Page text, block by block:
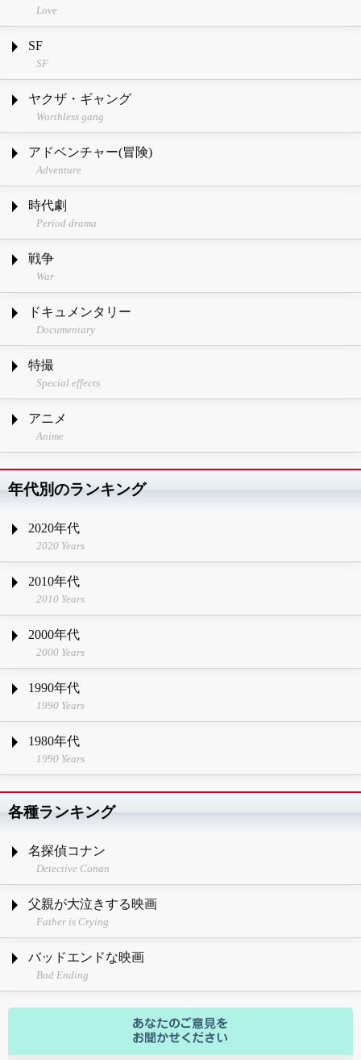
Love
SF
SF
ヤクザ・ギャング
Worthless gang
アドベンチャー(冒険)
Adventure
時代劇
Period drama
戦争
War
ドキュメンタリー
Documentary
特撮
Special effects
アニメ
Anime
年代別のランキング
2020年代
2020 Years
2010年代
2010 Years
2000年代
2000 Years
1990年代
1990 Years
1980年代
1990 Years
各種ランキング
名探偵コナン
Detective Conan
父親が大泣きする映画
Father is Crying
バッドエンドな映画
Bad Ending